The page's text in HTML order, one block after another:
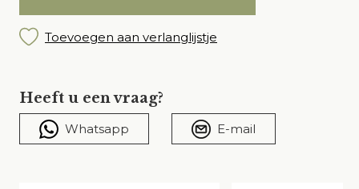
Toevoegen aan verlanglijstje
Heeft u een vraag?
Whatsapp E-mail